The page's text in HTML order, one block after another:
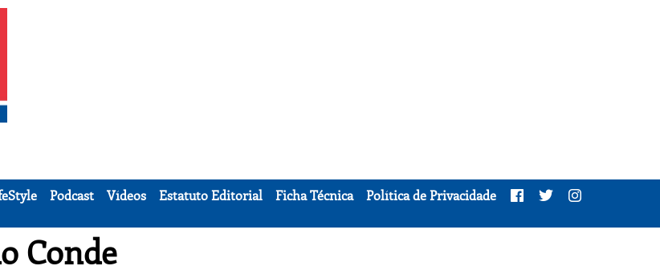
Podcast Vídeos Estatuto Editorial Ficha Técnica
Política de Privacidade
Conde